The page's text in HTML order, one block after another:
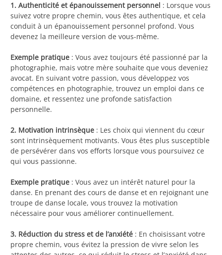
1. Authenticité et épanouissement personnel : Lorsque vous
suivez votre propre chemin, vous êtes authentique, et cela
conduit à un épanouissement personnel profond. Vous
devenez la meilleure version de vous-même.
Exemple pratique : Vous avez toujours été passionné par la
photographie, mais votre mère souhaite que vous deveniez
avocat. En suivant votre passion, vous développez vos
compétences en photographie, trouvez un emploi dans ce
domaine, et ressentez une profonde satisfaction
personnelle.
2. Motivation intrinsèque : Les choix qui viennent du cœur
sont intrinsèquement motivants. Vous êtes plus susceptible
de persévérer dans vos efforts lorsque vous poursuivez ce
qui vous passionne.
Exemple pratique : Vous avez un intérêt naturel pour la
danse. En prenant des cours de danse et en rejoignant une
troupe de danse locale, vous trouvez la motivation
nécessaire pour vous améliorer continuellement.
3. Réduction du stress et de l’anxiété : En choisissant votre
propre chemin, vous évitez la pression de vivre selon les